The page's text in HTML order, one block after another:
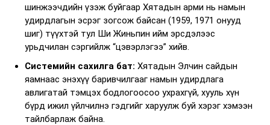
шинжээчдийн үзэж буйгаар Хятадын арми нь намын
удирдлагын эсрэг зогсож байсан (1959, 1971 онууд
шиг) түүхтэй тул Ши Жиньпин ийм эрсдэлээс
урьдчилан сэргийлж “цэвэрлэгээ” хийв.
Системийн сахилга бат: Хятадын Элчин сайдын
яамнаас энэхүү баривчилгааг намын удирдлага
авлигатай тэмцэх бодлогоосоо ухрахгүй, хууль хүн
бүрд ижил үйлчилнэ гэдгийг харуулж буй хэрэг хэмээн
тайлбарлаж байна.